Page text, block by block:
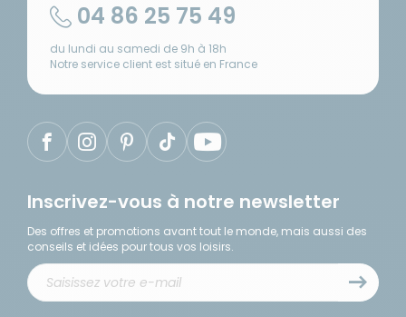
04 86 25 75 49
du lundi au samedi de 9h à 18h
Notre service client est situé en France
Inscrivez-vous à notre newsletter
Des offres et promotions avant tout le monde, mais aussi des
conseils et idées pour tous vos loisirs.